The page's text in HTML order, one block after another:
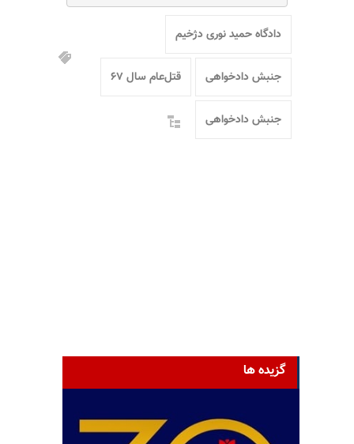
دادگاه حمید نوری دژخیم
جنبش دادخواهی قتل‌عام سال ۶۷
جنبش دادخواهی
گزیده ها